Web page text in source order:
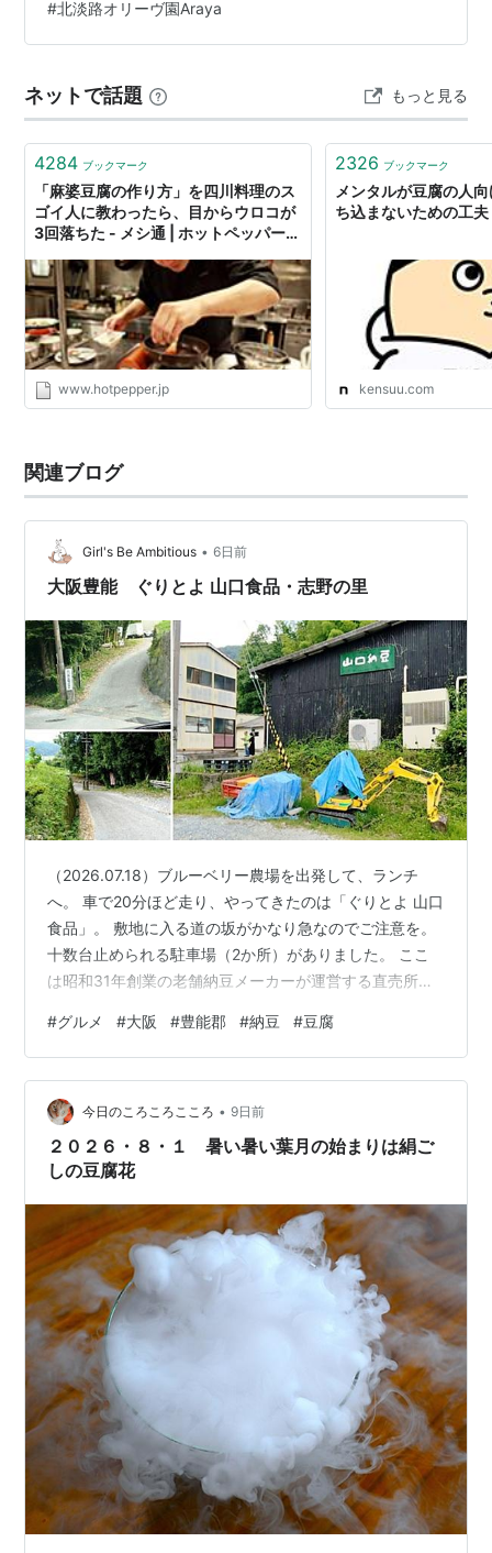
#北淡路オリーヴ園Araya
ネットで話題 もっと見る
4284 ブックマーク
「麻婆豆腐の作り方」を四川料理のス
ゴイ人に教わったら、目からウロコが
3回落ちた - メシ通 | ホットペッパーグ
www.hotpepper.jp
2326 ブックマーク
メンタルが豆腐の人
ち込まないための工
kensuu.com
関連ブログ
Girl's Be Ambitious • 6日前
大阪豊能 ぐりとよ 山口食品・志野の里
（2026.07.18）ブルーベリー農場を出発して、ランチ
へ。 車で20分ほど走り、やってきたのは「ぐりとよ 山口
食品」。 敷地に入る道の坂がかなり急なのでご注意を。
十数台止められる駐車場（2か所）がありました。 ここ
は昭和31年創業の老舗納豆メーカーが運営する直売所
して土日祝（11:00～14:00）のみ食堂の営業があり。こ
ういう山奥のお店ってワクワクするよね。席は到着した
時は8割ほど埋まっていましたが、待たずに着席できまし
た。 なんと、納豆食べ放題！ 一番シンプルなのは「納豆
ご飯定食（600円）」。「なっとうドリア」とかも美味
しそうだけど…
#グルメ #大阪 #豊能郡 #納豆 #豆腐
今日のころころこころ • 9日前
２０２６・８・１ 暑い暑い葉月の始まりは絹ご
しの豆腐花